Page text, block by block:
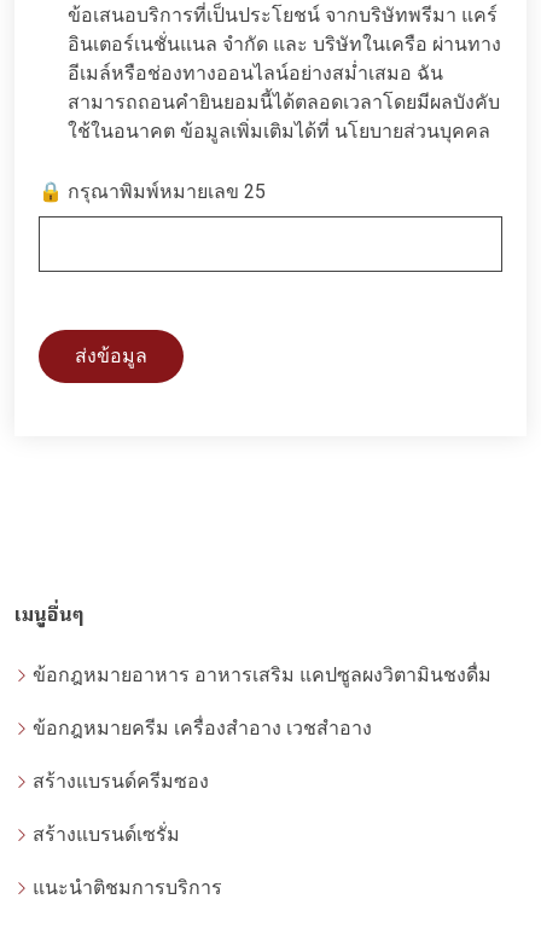
ข้อเสนอบริการที่เป็นประโยชน์ จากบริษัทพรีมา แคร์
อินเตอร์เนชั่นแนล จำกัด และ บริษัทในเครือ ผ่านทาง
อีเมล์หรือช่องทางออนไลน์อย่างสม่ำเสมอ ฉัน
สามารถถอนคำยินยอมนี้ได้ตลอดเวลาโดยมีผลบังคับ
ใช้ในอนาคต ข้อมูลเพิ่มเติมได้ที่ นโยบายส่วนบุคคล
🔒 กรุณาพิมพ์หมายเลข 25
ส่งข้อมูล
เมนูอื่นๆ
ข้อกฎหมายอาหาร อาหารเสริม แคปซูลผงวิตามินชงดื่ม
ข้อกฎหมายครีม เครื่องสำอาง เวชสำอาง
สร้างแบรนด์ครีมซอง
สร้างแบรนด์เซรั่ม
แนะนำติชมการบริการ